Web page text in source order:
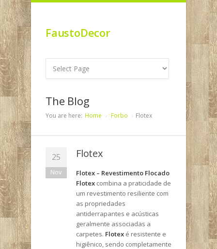
FaustoDecor
The Blog
You are here: Home Forbo Flotex
25
Nov
Flotex
Flotex – Revestimento Flocado
Flotex combina a praticidade de
um revestimento resiliente com
as propriedades
antiderrapantes e acústicas
geralmente associadas a
carpetes. Flotex é resistente e
higiênico, sendo completamente